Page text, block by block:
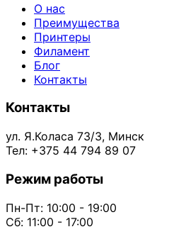
О нас
Преимущества
Принтеры
Филамент
Блог
Контакты
Контакты
ул. Я.Коласа 73/3, Минск
Тел: +375 44 794 89 07
Режим работы
Пн-Пт: 10:00 - 19:00
Сб: 11:00 - 17:00